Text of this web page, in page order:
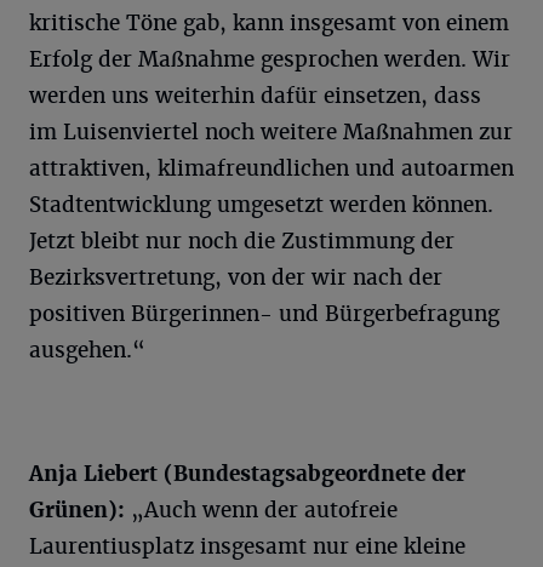
kritische Töne gab, kann insgesamt von einem
Erfolg der Maßnahme gesprochen werden. Wir
werden uns weiterhin dafür einsetzen, dass
im Luisenviertel noch weitere Maßnahmen zur
attraktiven, klimafreundlichen und autoarmen
Stadtentwicklung umgesetzt werden können.
Jetzt bleibt nur noch die Zustimmung der
Bezirksvertretung, von der wir nach der
positiven Bürgerinnen- und Bürgerbefragung
ausgehen.“
Anja Liebert (Bundestagsabgeordnete der
Grünen): „Auch wenn der autofreie
Laurentiusplatz insgesamt nur eine kleine